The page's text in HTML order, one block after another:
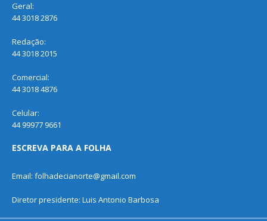
Geral:
44 3018 2876
Redação:
44 3018 2015
Comercial:
44 3018 4876
Celular:
44 99977 9661
ESCREVA PARA A FOLHA
Email: folhadecianorte@gmail.com
Diretor presidente: Luis Antonio Barbosa